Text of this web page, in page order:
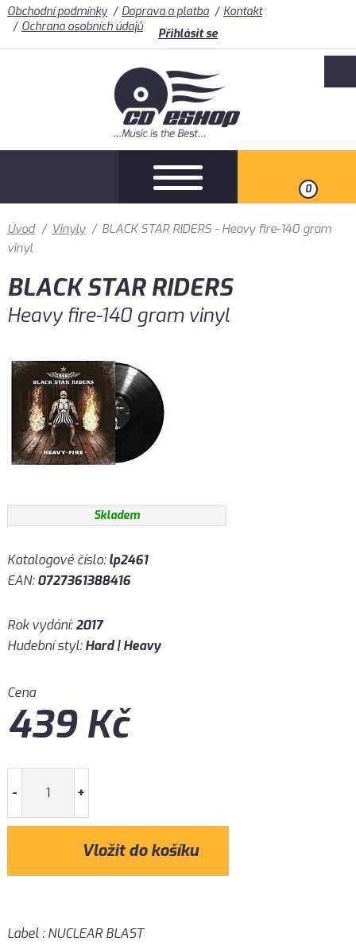
Obchodní podmínky Doprava a platba
Kontakt
Ochrana osobních údajů
Přihlásit se
0
Úvod / Vinyly / BLACK STAR RIDERS - Heavy fire-140 gram
vinyl
BLACK STAR RIDERS
Heavy fire-140 gram vinyl
Skladem
Katalogové číslo:lp2461
EAN:0727361388416
Rok vydání:2017
Hudební styl:Hard | Heavy
Cena
439Kč
- +
Label : NUCLEAR BLAST